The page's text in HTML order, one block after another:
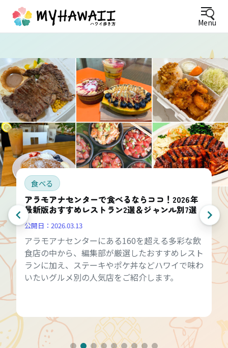
Menu
食べる
アラモアナセンターで食べるならココ！2026年
最新版おすすめレストラン2選＆ジャンル別7選
公開日： 2026.03.13
アラモアナセンターにある160を超える多彩な飲
食店の中から、編集部が厳選したおすすめレスト
ランに加え、ステーキやポケ丼などハワイで味わ
いたいグルメ別の人気店をご紹介します。